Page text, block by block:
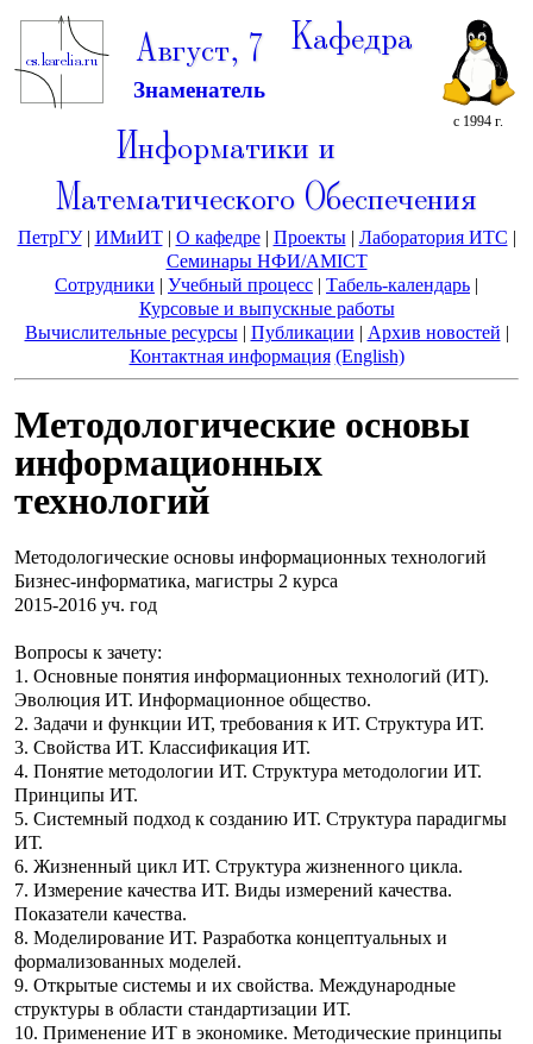
Август, 7
Знаменатель
с 1994 г.
Кафедра
Информатики и
Математического Обеспечения
ПетрГУ| ИМиИТ| О кафедре| Проекты| Лаборатория ИТС |
Семинары НФИ/AMICT
Сотрудники | Учебный процесс | Табель-календарь |
Курсовые и выпускные работы
Вычислительные ресурсы| Публикации | Архив новостей |
Контактная информация (English)
Методологические основы
информационных
технологий
Методологические основы информационных технологий
Бизнес-информатика, магистры 2 курса
2015-2016 уч. год
Вопросы к зачету:
1. Основные понятия информационных технологий (ИТ).
Эволюция ИТ. Информационное общество.
2. Задачи и функции ИТ, требования к ИТ. Структура ИТ.
3. Cвойства ИТ. Классификация ИТ.
4. Понятие методологии ИТ. Структура методологии ИТ.
Принципы ИТ.
5. Системный подход к созданию ИТ. Структура парадигмы
ИТ.
6. Жизненный цикл ИТ. Структура жизненного цикла.
7. Измерение качества ИТ. Виды измерений качества.
Показатели качества.
8. Моделирование ИТ. Разработка концептуальных и
формализованных моделей.
9. Открытые системы и их свойства. Международные
структуры в области стандартизации ИТ.
10. Применение ИТ в экономике. Методические принципы